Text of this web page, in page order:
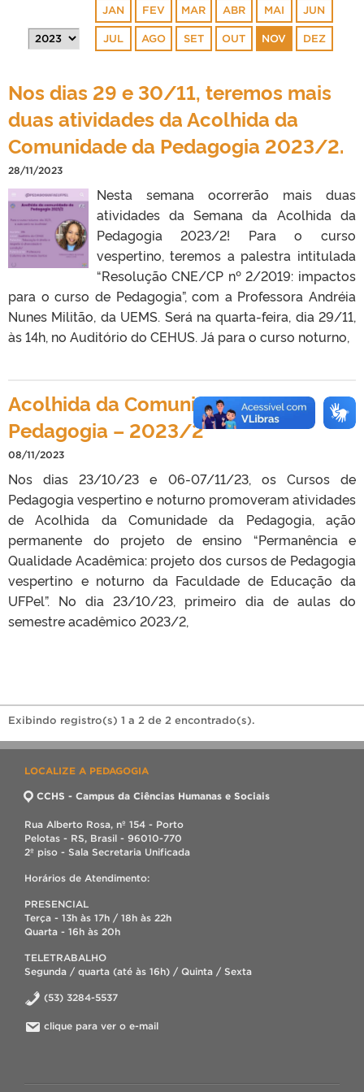
JAN FEV MAR ABR MAI JUN
JUL AGO SET OUT NOV DEZ
Nos dias 29 e 30/11, teremos mais
duas atividades da Acolhida da
Comunidade da Pedagogia 2023/2.
28/11/2023
Nesta semana ocorrerão mais duas
atividades da Semana da Acolhida da
Pedagogia 2023/2! Para o curso
vespertino, teremos a palestra intitulada
“Resolução CNE/CP nº 2/2019: impactos
para o curso de Pedagogia”, com a Professora Andréia
Nunes Militão, da UEMS. Será na quarta-feira, dia 29/11,
às 14h, no Auditório do CEHUS. Já para o curso noturno,
Acolhida da Comunidade da
Pedagogia – 2023/2
08/11/2023
Nos dias 23/10/23 e 06-07/11/23, os Cursos de
Pedagogia vespertino e noturno promoveram atividades
de Acolhida da Comunidade da Pedagogia, ação
permanente do projeto de ensino “Permanência e
Qualidade Acadêmica: projeto dos cursos de Pedagogia
vespertino e noturno da Faculdade de Educação da
UFPel”. No dia 23/10/23, primeiro dia de aulas do
semestre acadêmico 2023/2,
Exibindo registro(s) 1 a 2 de 2 encontrado(s).
LOCALIZE A PEDAGOGIA
CCHS - Campus da Ciências Humanas e Sociais
Rua Alberto Rosa, nº 154 - Porto
Pelotas - RS, Brasil - 96010-770
2º piso - Sala Secretaria Unificada
Horários de Atendimento:
PRESENCIAL
Terça - 13h às 17h / 18h às 22h
Quarta - 16h às 20h
TELETRABALHO
Segunda / quarta (até às 16h) / Quinta / Sexta
(53) 3284-5537
clique para ver o e-mail